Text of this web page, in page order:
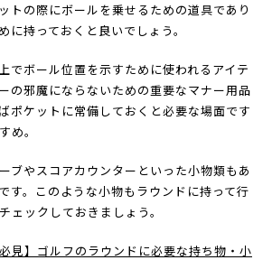
トの際にボールを乗せるための道具であり
に持っておくと良いでしょう。
でボール位置を示すために使われるアイテ
の邪魔にならないための重要なマナー用品
ポケットに常備しておくと必要な場面です
め。
ブやスコアカウンターといった小物類もあ
す。このような小物もラウンドに持って行
ェックしておきましょう。
必見】ゴルフのラウンドに必要な持ち物・小